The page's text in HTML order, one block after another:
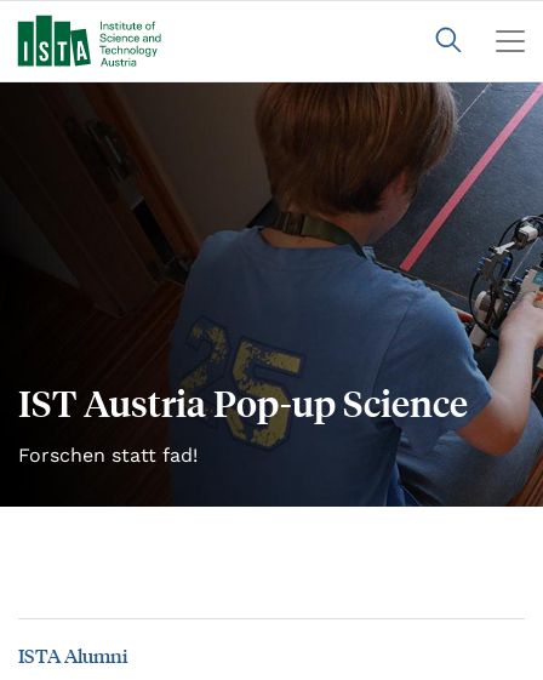
IST Austria Pop-up Science
Forschen statt fad!
ISTA Alumni